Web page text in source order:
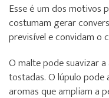
Esse é um dos motivos
costumam gerar
previsível e convidam o
O malte pode suavizar
tostadas. O lúpulo
aromas que ampliam a